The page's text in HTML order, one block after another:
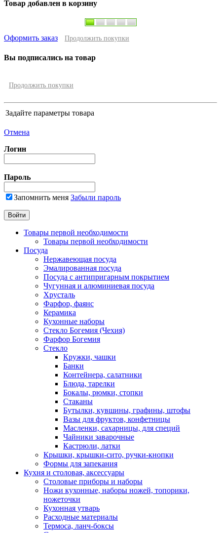
Товар добавлен в корзину
Оформить заказ Продолжить покупки
Вы подписались на товар
Продолжить покупки
Задайте параметры товара
Отмена
Логин
Пароль
Запомнить меня Забыли пароль
Товары первой необходимости
Товары первой необходимости
Посуда
Нержавеющая посуда
Эмалированная посуда
Посуда с антипригарным покрытием
Чугунная и алюминиевая посуда
Хрусталь
Фарфор, фаянс
Керамика
Кухонные наборы
Стекло Богемия (Чехия)
Фарфор Богемия
Стекло
Кружки, чашки
Банки
Контейнера, салатники
Блюда, тарелки
Бокалы, рюмки, стопки
Стаканы
Бутылки, кувшины, графины, штофы
Вазы для фруктов, конфетницы
Масленки, сахарницы, для специй
Чайники заварочные
Кастрюли, латки
Крышки, крышки-сито, ручки-кнопки
Формы для запекания
Кухня и столовая, аксессуары
Столовые приборы и наборы
Ножи кухонные, наборы ножей, топорики,
ножеточки
Кухонная утварь
Расходные материалы
Термоса, ланч-боксы